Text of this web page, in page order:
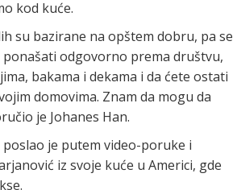
kod kuće.
su bazirane na opštem dobru, pa se
ponašati odgovorno prema društvu,
bakama i dekama i da ćete ostati
domovima. Znam da mogu da
je Johanes Han.
je putem video-poruke i
iz svoje kuće u Americi, gde